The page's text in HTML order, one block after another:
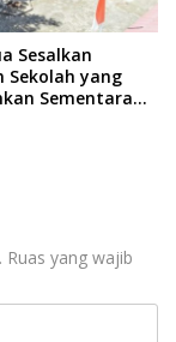
Sesalkan
Sekolah yang
Sementara
Ruas yang wajib